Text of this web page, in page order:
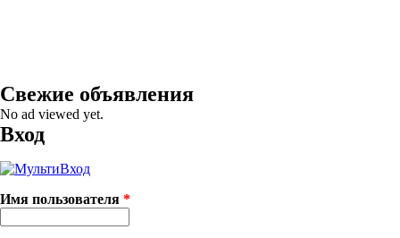
Свежие объявления
No ad viewed yet.
Вход
Имя пользователя *